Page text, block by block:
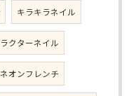
キラキラネイル
クターネイル
ネオンフレンチ